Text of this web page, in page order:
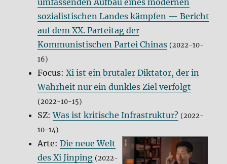
umfassenden Aufbau eines modernen
sozialistischen Landes kämpfen — Bericht
auf dem XX. Parteitag der
Kommunistischen Partei Chinas (2022-10-
16)
Focus:Xi ist ein brutaler Diktator, der in
Wahrheit nur ein dunkles Ziel verfolgt
(2022-10-15)
SZ:Was ist kritische Infrastruktur? (2022-
10-14)
Arte:Die neue Welt
des Xi Jinping (2022-